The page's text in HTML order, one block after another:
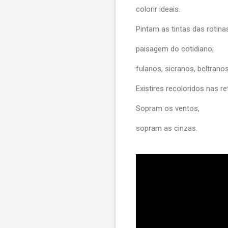
colorir ideais.
Pintam as tintas das
paisagem do cotidiano;
fulanos, sicranos,
Existires recoloridos nas
Sopram os ventos,
sopram as cinzas.